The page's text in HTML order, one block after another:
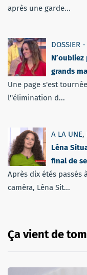
après une garde...
DOSSIER
grands
Une page s'est
l''élimination d...
A LA UNE,
Léna
final de
Après dix étés
caméra, Léna Sit...
Ça vient de